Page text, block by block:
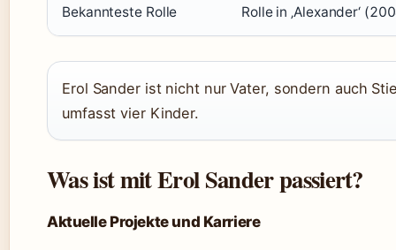
Bekannteste Rolle Rolle in ‚Alexander‘
Erol Sander ist nicht nur Vater, sondern auch
umfasst vier Kinder.
Was ist mit Erol Sander passiert?
Aktuelle Projekte und Karriere